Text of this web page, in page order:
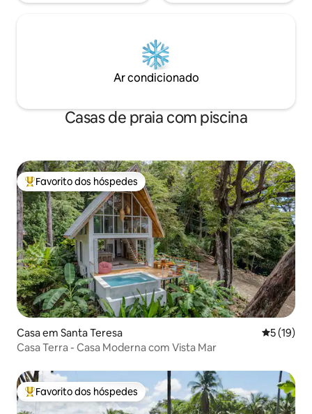
Ar condicionado
Casas de praia com piscina
Favoritos dos hóspedes mais apreciados
Favorito dos hóspedes
Casa em Santa Teresa
5 (19)
Casa Terra - Casa Moderna com Vista Mar
Favoritos dos hóspedes mais apreciados
Favorito dos hóspedes